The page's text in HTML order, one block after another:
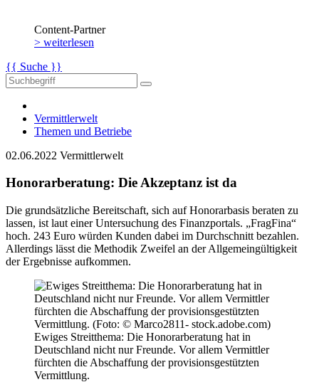
Content-Partner
> weiterlesen
{{ Suche }}
Vermittlerwelt
Themen und Betriebe
02.06.2022 Vermittlerwelt
Honorarberatung: Die Akzeptanz ist da
Die grundsätzliche Bereitschaft, sich auf Honorarbasis beraten zu
lassen, ist laut einer Untersuchung des Finanzportals. „FragFina“
hoch. 243 Euro würden Kunden dabei im Durchschnitt bezahlen.
Allerdings lässt die Methodik Zweifel an der Allgemeingültigkeit
der Ergebnisse aufkommen.
Ewiges Streitthema: Die Honorarberatung hat in
Deutschland nicht nur Freunde. Vor allem Vermittler
fürchten die Abschaffung der provisionsgestützten
Vermittlung.